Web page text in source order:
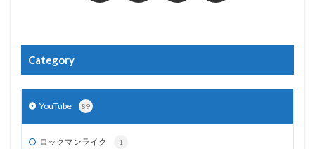
Category
YouTube 89
ロックマンライク 1